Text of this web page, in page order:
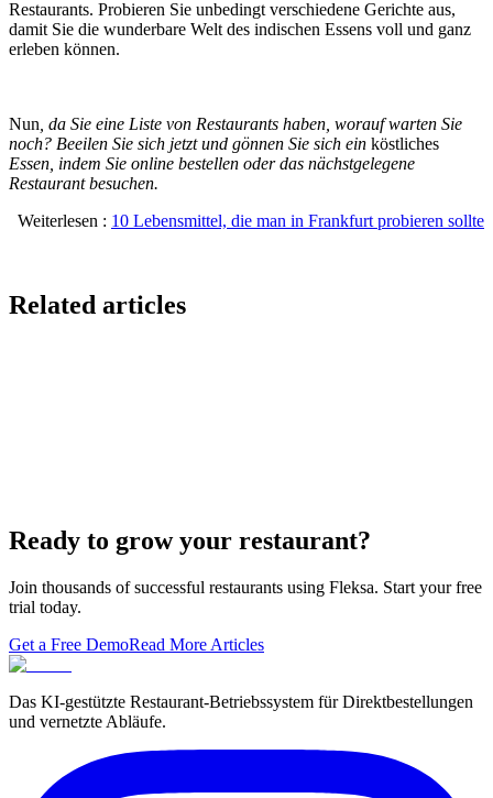
Restaurants. Probieren Sie unbedingt verschiedene Gerichte aus,
damit Sie die wunderbare Welt des indischen Essens voll und ganz
erleben können.
‍Nun , da Sie eine Liste von Restaurants haben, worauf warten Sie
noch? Beeilen Sie sich jetzt und gönnen Sie sich ein köstliches
Essen, indem Sie online bestellen oder das nächstgelegene
Restaurant besuchen.
‍‍Weiterlesen : 10 Lebensmittel, die man in Frankfurt probieren sollte
Related articles
Ready to grow your restaurant?
Join thousands of successful restaurants using Fleksa. Start your free
trial today.
Get a Free DemoRead More Articles
Das KI-gestützte Restaurant-Betriebssystem für Direktbestellungen
und vernetzte Abläufe.